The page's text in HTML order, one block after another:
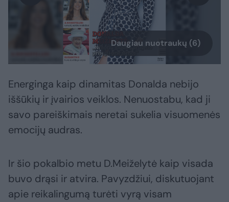
Daugiau nuotraukų (6)
Energinga kaip dinamitas Donalda nebijo
iššūkių ir įvairios veiklos. Nenuostabu, kad ji
savo pareiškimais neretai sukelia visuomenės
emocijų audras.
Ir šio pokalbio metu D.Meiželytė kaip visada
buvo drąsi ir atvira. Pavyzdžiui, diskutuojant
apie reikalingumą turėti vyrą visam